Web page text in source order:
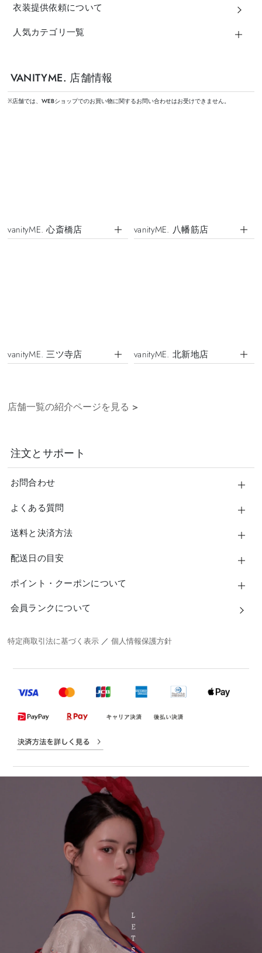
衣装提供依頼について
人気カテゴリ一覧
VANITYME. 店舗情報
※店舗では、WEBショップでのお買い物に関するお問い合わせはお受けできません。
vanityME. 心斎橋店 vanityME. 八幡筋店
vanityME. 三ツ寺店 vanityME. 北新地店
店舗一覧の紹介ページを見る >
注文とサポート
お問合わせ
よくある質問
送料と決済方法
配送日の目安
ポイント・クーポンについて
会員ランクについて
特定商取引法に基づく表示 ／個人情報保護方針